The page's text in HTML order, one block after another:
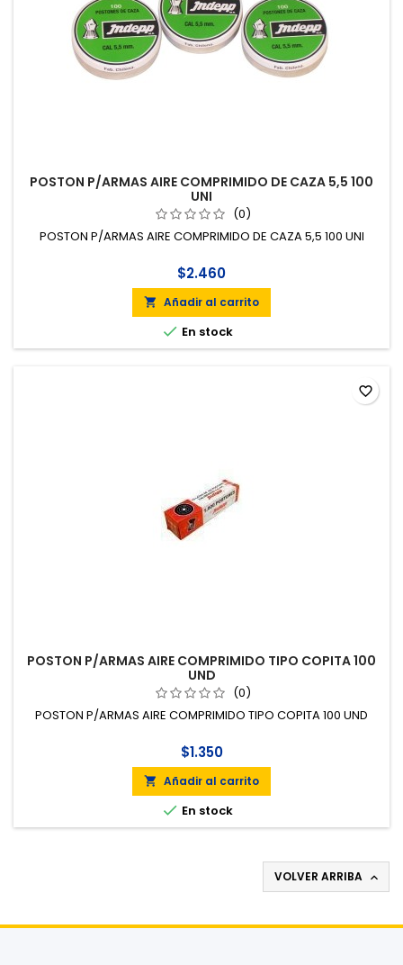
POSTON P/ARMAS AIRE COMPRIMIDO DE CAZA 5,5 100
UNI
(0)
POSTON P/ARMAS AIRE COMPRIMIDO DE CAZA 5,5 100 UNI
$2.460
 Añadir al carrito
 En stock
POSTON P/ARMAS AIRE COMPRIMIDO TIPO COPITA 100
UND
(0)
POSTON P/ARMAS AIRE COMPRIMIDO TIPO COPITA 100 UND
$1.350
 Añadir al carrito
 En stock
favorite_border
VOLVER ARRIBA 